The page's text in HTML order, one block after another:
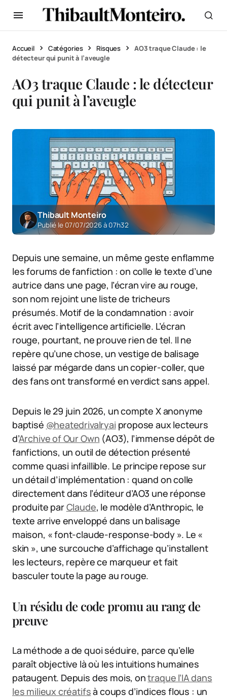
Accueil Catégories Risques
AO3 traque Claude : le
détecteur qui punit à l’aveugle
AO3 traque Claude : le détecteur
qui punit à l’aveugle
Thibault Monteiro
Publié le 07/07/2026 à 07h32
Depuis une semaine, un même geste enflamme
les forums de fanfiction : on colle le texte d’une
autrice dans une page, l’écran vire au rouge,
son nom rejoint une liste de tricheurs
présumés. Motif de la condamnation : avoir
écrit avec l’intelligence artificielle. L’écran
rouge, pourtant, ne prouve rien de tel. Il ne
repère qu’une chose, un vestige de balisage
laissé par mégarde dans un copier-coller, que
des fans ont transformé en verdict sans appel.
Depuis le 29 juin 2026, un compte X anonyme
baptisé @heatedrivalryai propose aux lecteurs
d’Archive of Our Own (AO3), l’immense dépôt de
fanfictions, un outil de détection présenté
comme quasi infaillible. Le principe repose sur
un détail d’implémentation : quand on colle
directement dans l’éditeur d’AO3 une réponse
produite parClaude, le modèle d’Anthropic, le
texte arrive enveloppé dans un balisage
maison, « font-claude-response-body ». Le «
skin », une surcouche d’affichage qu’installent
les lecteurs, repère ce marqueur et fait
basculer toute la page au rouge.
Un résidu de code promu au rang de
preuve
La méthode a de quoi séduire, parce qu’elle
paraît objective là où les intuitions humaines
pataugent. Depuis des mois, ontraque l’IA dans
les milieux créatifsà coups d’indices flous : un